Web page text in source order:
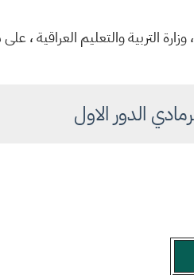
أعلنت وزارة التربية العراقية نتائج الامتحانات الصباحي والخارجية الثالث المتوسط الدور الاول 2023 ، وزارة التربية